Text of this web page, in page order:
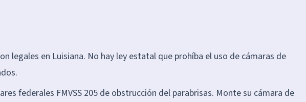
legales en Luisiana. No hay ley estatal que prohíba el uso de cámaras de
federales FMVSS 205 de obstrucción del parabrisas. Monte su cámara de